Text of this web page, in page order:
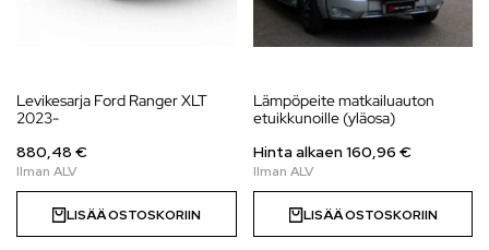
Levikesarja Ford Ranger XLT
2023-
880,48 €
LISÄÄ OSTOSKORIIN
Lämpöpeite matkailuauton
etuikkunoille (yläosa)
Hinta alkaen160,96 €
LISÄÄ OSTOSKORIIN